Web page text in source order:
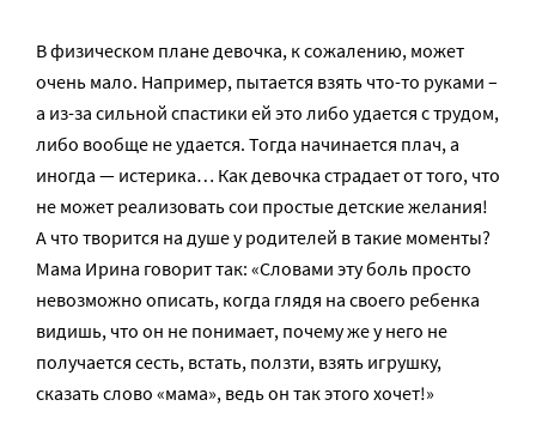
В физическом плане девочка, к сожалению, может
очень мало. Например, пытается взять что-то руками –
а из-за сильной спастики ей это либо удается с трудом,
либо вообще не удается. Тогда начинается плач, а
иногда — истерика… Как девочка страдает от того, что
не может реализовать сои простые детские желания!
А что творится на душе у родителей в такие моменты?
Мама Ирина говорит так: «Словами эту боль просто
невозможно описать, когда глядя на своего ребенка
видишь, что он не понимает, почему же у него не
получается сесть, встать, ползти, взять игрушку,
сказать слово «мама», ведь он так этого хочет!»